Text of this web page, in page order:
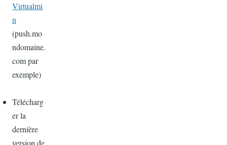
Virtualmi
n
(push.mo
ndomaine.
com par
exemple)
Télécharg
er la
dernière
version de